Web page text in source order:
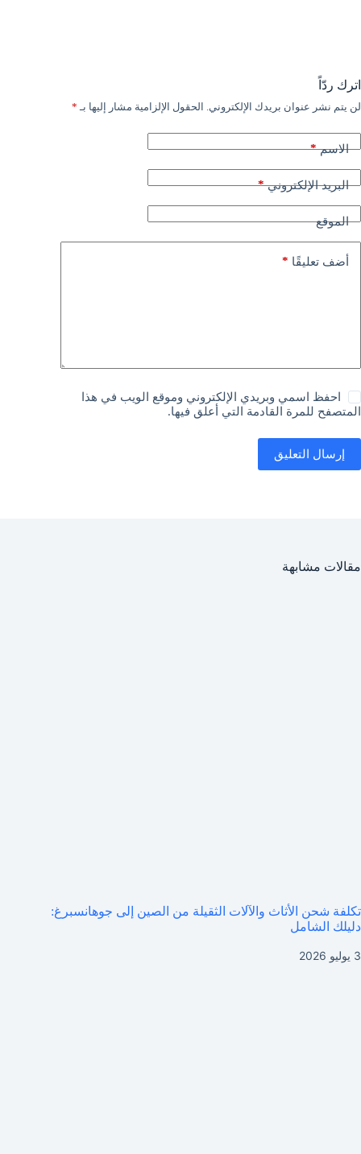
اترك ردّاً
لن يتم نشر عنوان بريدك الإلكتروني. الحقول الإلزامية مشار إليها بـ *
الاسم*
البريد الإلكتروني*
الموقع
أضف تعليقًا *
احفظ اسمي وبريدي الإلكتروني وموقع الويب في هذا
المتصفح للمرة القادمة التي أعلق فيها.
إرسال التعليق
مقالات مشابهة
تكلفة شحن الأثاث والآلات الثقيلة من الصين إلى جوهانسبرغ:
دليلك الشامل
3 يوليو 2026